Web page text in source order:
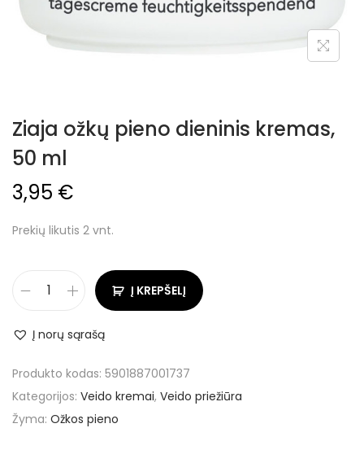
Ziaja ožkų pieno dieninis kremas,
50 ml
3,95 €
Prekių likutis 2 vnt.
Į KREPŠELĮ
Į norų sąrašą
Produkto kodas: 5901887001737
Kategorijos: Veido kremai, Veido priežiūra
Žyma: Ožkos pieno